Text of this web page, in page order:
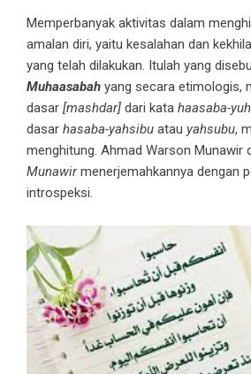
Memperbanyak aktivitas dalam
amalan diri, yaitu kesalahan dan
yang telah dilakukan. Itulah yang
Muhaasabah yang secara etimologis,
dasar [mashdar] dari kata haasaba-
dasar hasaba-yahsibu atau yahsubu,
menghitung. Ahmad Warson Munawir
Munawirmenerjemahkannya dengan
introspeksi.